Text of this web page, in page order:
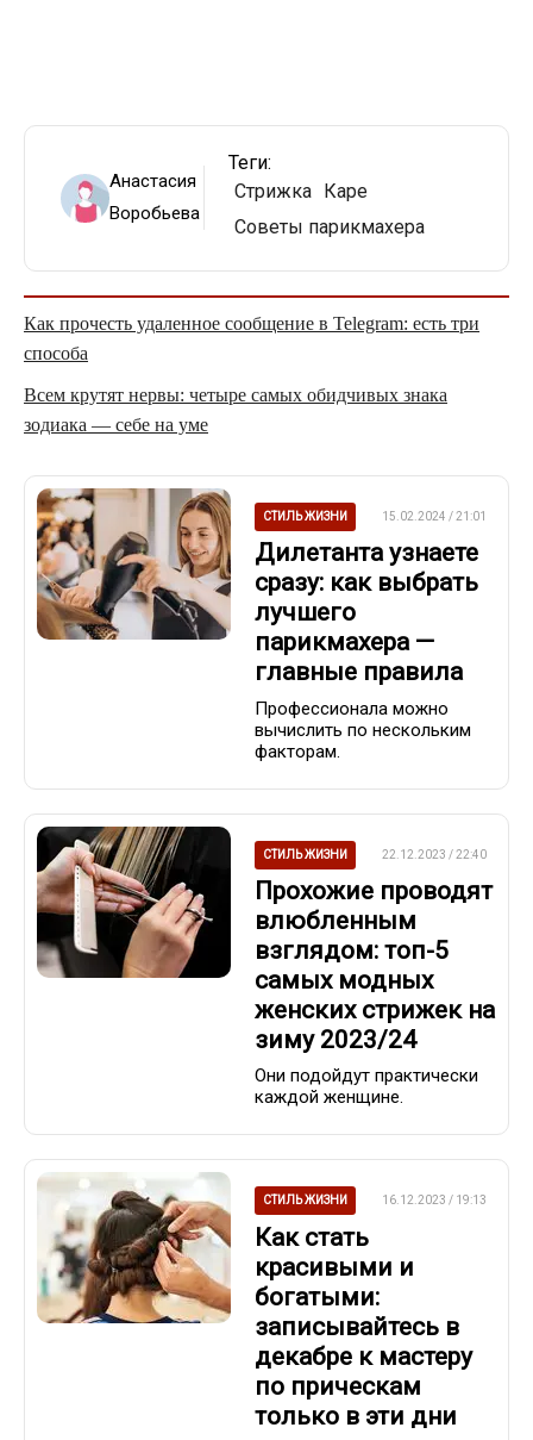
Анастасия
Воробьева
Теги:
Стрижка
Каре
Советы парикмахера
Как прочесть удаленное сообщение в Telegram: есть три
способа
Всем крутят нервы: четыре самых обидчивых знака
зодиака — себе на уме
СТИЛЬ ЖИЗНИ 15.02.2024 / 21:01
Дилетанта узнаете
сразу: как выбрать
лучшего
парикмахера —
главные правила
Профессионала можно
вычислить по нескольким
факторам.
СТИЛЬ ЖИЗНИ 22.12.2023 / 22:40
Прохожие проводят
влюбленным
взглядом: топ-5
самых модных
женских стрижек на
зиму 2023/24
Они подойдут практически
каждой женщине.
СТИЛЬ ЖИЗНИ 16.12.2023 / 19:13
Как стать
красивыми и
богатыми:
записывайтесь в
декабре к мастеру
по прическам
только в эти дни